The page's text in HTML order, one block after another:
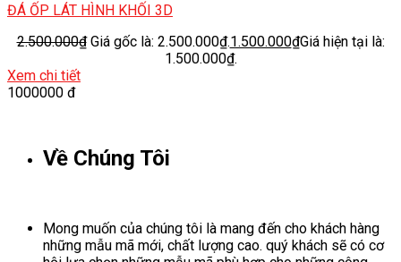
ĐÁ ỐP LÁT HÌNH KHỐI 3D
2.500.000₫ Giá gốc là: 2.500.000₫.1.500.000₫Giá hiện tại là:
1.500.000₫.
Xem chi tiết
1000000 đ
Về Chúng Tôi
Mong muốn của chúng tôi là mang đến cho khách hàng
những mẫu mã mới, chất lượng cao. quý khách sẽ có cơ